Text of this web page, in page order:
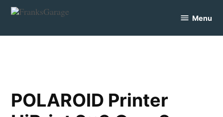
Skip
content
Menu
POLAROID Printer